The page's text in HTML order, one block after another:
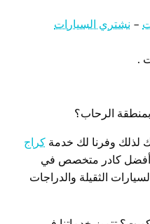
– نشتري السيارات
.
الرحاب؟
لذلك وفرنا لك خدمة كراج
أفضل كادر متخصص في
الثقيلة والدراجات